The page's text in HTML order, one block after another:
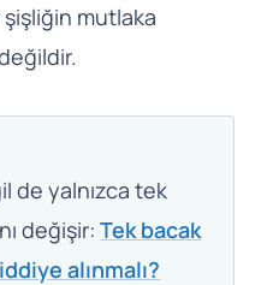
mutlaka
de yalnızca tek
değişir:Tek bacak
alınmalı?